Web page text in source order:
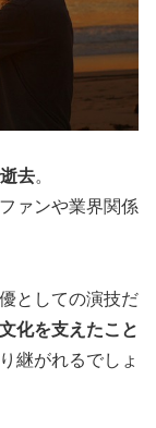
去。
ァンや業界関係
としての演技だ
化を支えたこと
継がれるでしょ